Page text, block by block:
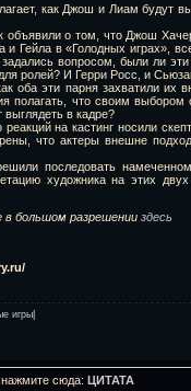
как Джош и Лиам будут
объявили о том, что Джош
и Гейла в «Голодных играх»,
вопросом, были ли
ролей? И Герри Росс, и
оба эти парня захватили их
полагать, что своим
выглядеть в кадре?
на кастинг носили
что актеры внешне
последовать
художника на этих
в большом разрешении здесь
игры
нажмите сюда: ЦИТАТА